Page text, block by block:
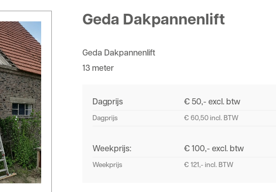
Geda Dakpannenlift
Geda Dakpannenlift
13 meter
Dagprijs € 50,- excl. btw
Dagprijs € 60,50 incl. BTW
Weekprijs: € 100,- excl. btw
Weekprijs € 121,- incl. BTW